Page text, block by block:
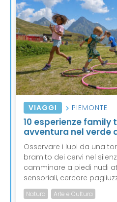
VIAGGI PIEMONTE
10 esperienze family
avventura nel verde
Osservare i lupi da una
bramito dei cervi nel
camminare a piedi nudi
sensoriali, cercare
Natura Arte e Cultura